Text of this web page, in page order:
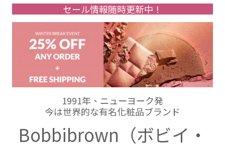
セール情報随時更新中！
1991年、ニューヨーク発
今は世界的な有名化粧品ブランド
Bobbibrown（ボビイ・